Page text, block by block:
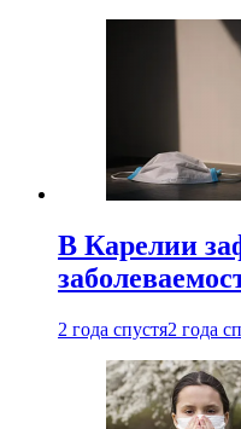
В Карелии
2 года спустя2 года